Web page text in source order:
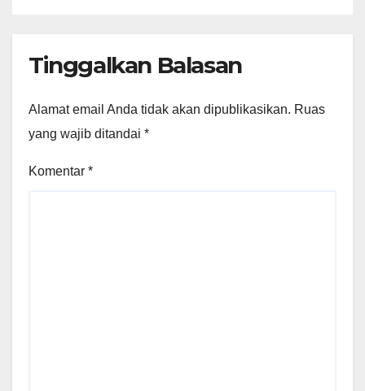
Tinggalkan Balasan
Alamat email Anda tidak akan dipublikasikan. Ruas
yang wajib ditandai *
Komentar *